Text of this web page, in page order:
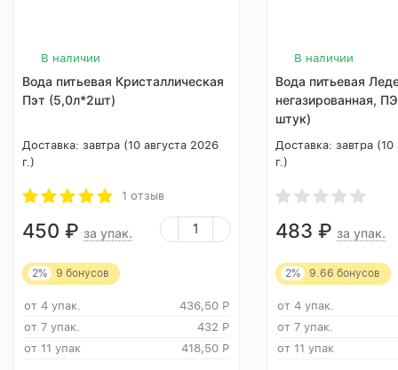
В наличии
Вода питьевая Кристаллическая
Пэт (5,0л*2шт)
Доставка: завтра (10 августа 2026
г.)
1 отзыв
450 ₽ за упак.
2% 9 бонусов
от 4 упак. 436,50 Р
от 7 упак.
432 Р
от 11 упак
418,50 Р
В наличии
Вода питьевая
негазированная,
штук)
Доставка: завтра (10
г.)
483 ₽ за упак.
2% 9.66 бонусов
от 4 упак.
от 7 упак.
от 11 упак